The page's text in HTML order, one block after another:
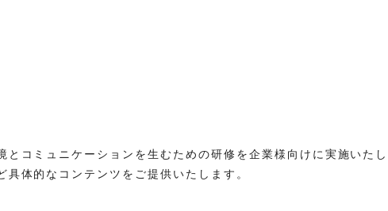
コミュニケーションを生むための研修を企業様向けに実施いたし
体的なコンテンツをご提供いたします。